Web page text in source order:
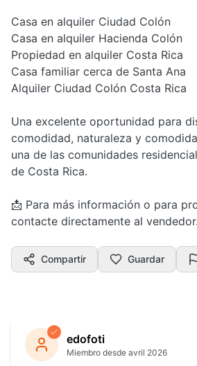
Casa en alquiler Ciudad Colón
Casa en alquiler Hacienda Colón
Propiedad en alquiler Costa Rica
Casa familiar cerca de Santa Ana
Alquiler Ciudad Colón Costa Rica
Una excelente oportunidad para
comodidad, naturaleza y
una de las comunidades
de Costa Rica.
📩 Para más información o para
contacte directamente al vendedor.
Compartir Guardar
edofoti
Miembro desde avril 2026